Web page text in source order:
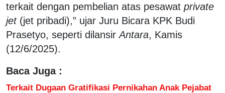
terkait dengan pembelian atas pesawat private
jet(jet pribadi),” ujar Juru Bicara KPK Budi
Prasetyo, seperti dilansirAntara, Kamis
(12/6/2025).
Baca Juga :
Terkait Dugaan Gratifikasi Pernikahan Anak Pejabat